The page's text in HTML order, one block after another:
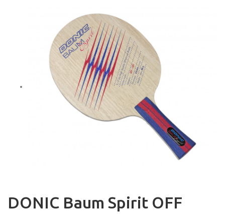
DONIC Baum Spirit OFF